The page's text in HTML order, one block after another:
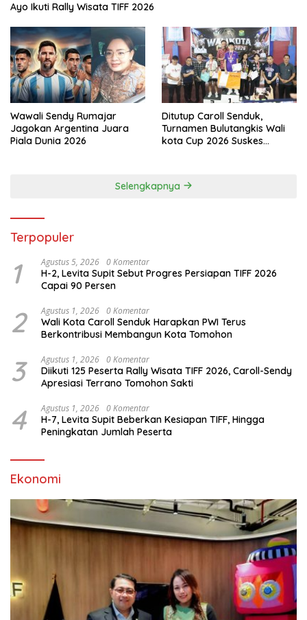
Ayo Ikuti Rally Wisata TIFF 2026
Wawali Sendy Rumajar
Jagokan Argentina Juara
Piala Dunia 2026
Ditutup Caroll Senduk,
Turnamen Bulutangkis Wali
kota Cup 2026 Suskes
Selengkapnya
Terpopuler
1 Agustus 5, 2026 0 Komentar
H-2, Levita Supit Sebut Progres Persiapan TIFF 2026
Capai 90 Persen
2 Agustus 1, 2026 0 Komentar
Wali Kota Caroll Senduk Harapkan PWI Terus
Berkontribusi Membangun Kota Tomohon
3 Agustus 1, 2026 0 Komentar
Diikuti 125 Peserta Rally Wisata TIFF 2026, Caroll-Sendy
Apresiasi Terrano Tomohon Sakti
4 Agustus 1, 2026 0 Komentar
H-7, Levita Supit Beberkan Kesiapan TIFF, Hingga
Peningkatan Jumlah Peserta
Ekonomi